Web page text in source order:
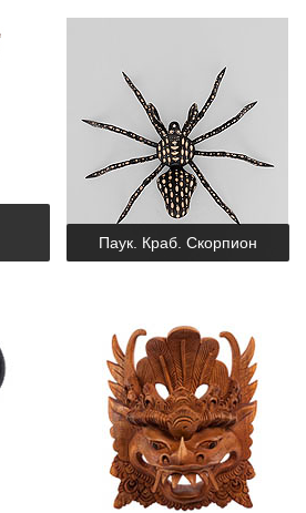
Паук. Краб. Скорпион